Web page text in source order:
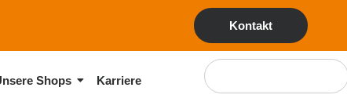
Kontakt
Shops Karriere